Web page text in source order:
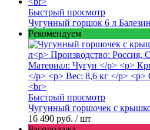
Быстрый просмотр
Чугунный горшок 6 л
Рекомендуем
Быстрый просмотр
Чугунный горшочек с
16 490 руб. / шт